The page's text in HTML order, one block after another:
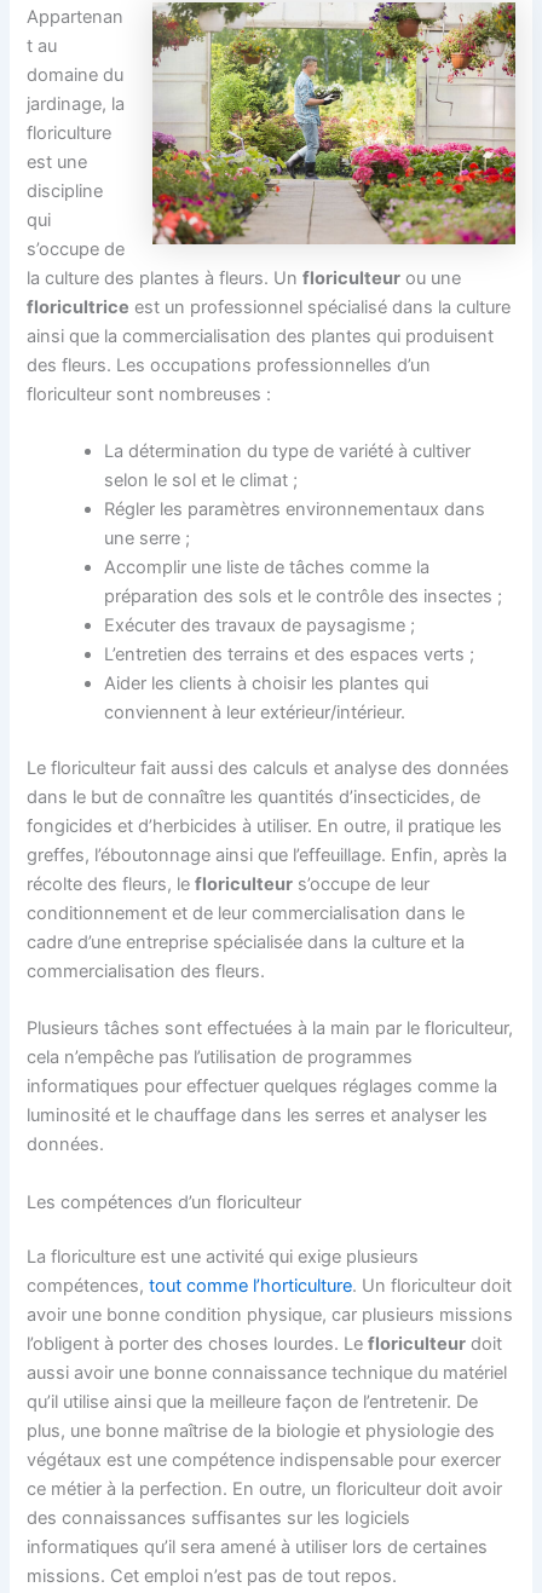
Appartenan
t au
domaine du
jardinage, la
floriculture
est une
discipline
qui
s’occupe de
la culture des plantes à fleurs. Unfloriculteur ou une
floricultrice est un professionnel spécialisé dans la culture
ainsi que la commercialisation des plantes qui produisent
des fleurs. Les occupations professionnelles d’un
floriculteur sont nombreuses :
La détermination du type de variété à cultiver
selon le sol et le climat ;
Régler les paramètres environnementaux dans
une serre ;
Accomplir une liste de tâches comme la
préparation des sols et le contrôle des insectes ;
Exécuter des travaux de paysagisme ;
L’entretien des terrains et des espaces verts ;
Aider les clients à choisir les plantes qui
conviennent à leur extérieur/intérieur.
Le floriculteur fait aussi des calculs et analyse des données
dans le but de connaître les quantités d’insecticides, de
fongicides et d’herbicides à utiliser. En outre, il pratique les
greffes, l’éboutonnage ainsi que l’effeuillage. Enfin, après la
récolte des fleurs, lefloriculteur s’occupe de leur
conditionnement et de leur commercialisation dans le
cadre d’une entreprise spécialisée dans la culture et la
commercialisation des fleurs.
Plusieurs tâches sont effectuées à la main par le floriculteur,
cela n’empêche pas l’utilisation de programmes
informatiques pour effectuer quelques réglages comme la
luminosité et le chauffage dans les serres et analyser les
données.
Les compétences d’un floriculteur
La floriculture est une activité qui exige plusieurs
compétences,tout comme l’horticulture. Un floriculteur doit
avoir une bonne condition physique, car plusieurs missions
l’obligent à porter des choses lourdes. Lefloriculteur doit
aussi avoir une bonne connaissance technique du matériel
qu’il utilise ainsi que la meilleure façon de l’entretenir. De
plus, une bonne maîtrise de la biologie et physiologie des
végétaux est une compétence indispensable pour exercer
ce métier à la perfection. En outre, un floriculteur doit avoir
des connaissances suffisantes sur les logiciels
informatiques qu’il sera amené à utiliser lors de certaines
missions. Cet emploi n’est pas de tout repos.